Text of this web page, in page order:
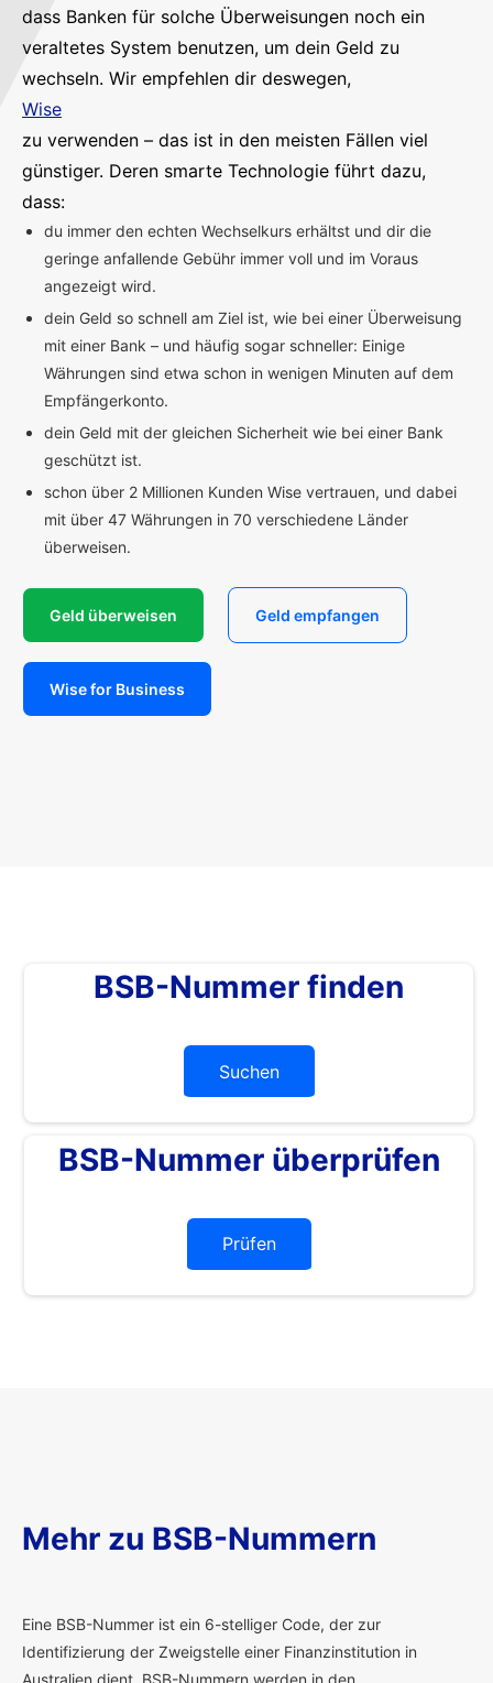
dass Banken für solche Überweisungen noch ein
veraltetes System benutzen, um dein Geld zu
wechseln. Wir empfehlen dir deswegen,
Wise
zu verwenden – das ist in den meisten Fällen viel
günstiger. Deren smarte Technologie führt dazu,
dass:
du immer den echten Wechselkurs erhältst und dir die
geringe anfallende Gebühr immer voll und im Voraus
angezeigt wird.
dein Geld so schnell am Ziel ist, wie bei einer Überweisung
mit einer Bank – und häufig sogar schneller: Einige
Währungen sind etwa schon in wenigen Minuten auf dem
Empfängerkonto.
dein Geld mit der gleichen Sicherheit wie bei einer Bank
geschützt ist.
schon über 2 Millionen Kunden Wise vertrauen, und dabei
mit über 47 Währungen in 70 verschiedene Länder
überweisen.
Geld überweisen Geld empfangen
Wise for Business
BSB-Nummer finden
Suchen
BSB-Nummer überprüfen
Prüfen
Mehr zu BSB-Nummern
Eine BSB-Nummer ist ein 6-stelliger Code, der zur
Identifizierung der Zweigstelle einer Finanzinstitution in
Australien dient. BSB-Nummern werden in den